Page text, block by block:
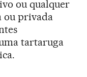
ou qualquer
ou privada
tartaruga